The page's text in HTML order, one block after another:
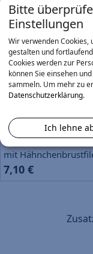
Simply Potato
6,10 €
Little Richard
mit Mais, Tomaten
Chuck Berry
mit
7,10 €
Bitte
Einstellungen
Wir verwenden Cookies,
gestalten und
Cookies werden zur
können Sie einsehen
sammeln. Um mehr zu
Datenschutzerklärung.
Ich lehne